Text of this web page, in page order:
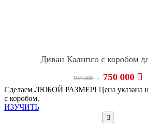
Диван Калипсо с коробом
937 500 750 000
Сделаем ЛЮБОЙ РАЗМЕР! Цена указана
с коробом.
ИЗУЧИТЬ